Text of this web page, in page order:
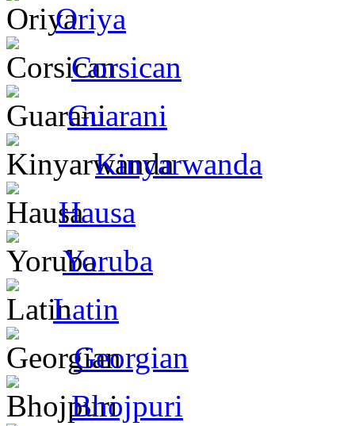
Oriya
Corsican
Guarani
Kinyarwanda
Hausa
Yoruba
Latin
Georgian
Bhojpuri